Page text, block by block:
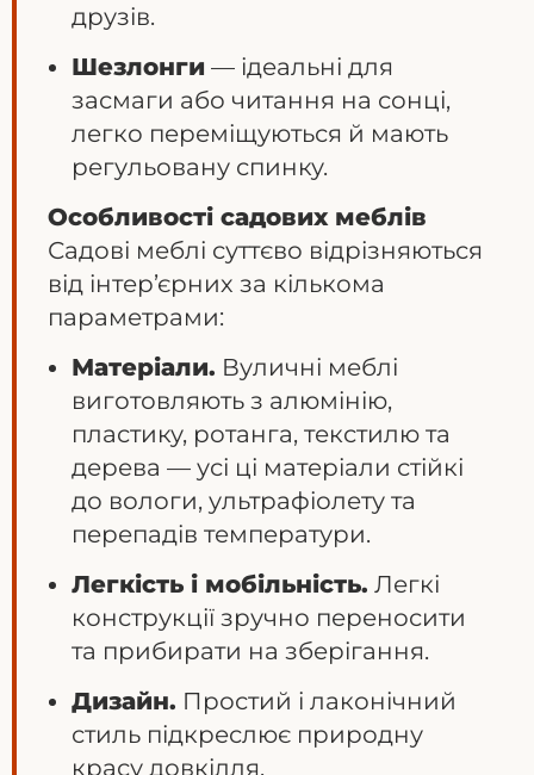
друзів.
Шезлонги — ідеальні для
засмаги або читання на сонці,
легко переміщуються й мають
регульовану спинку.
Особливості садових меблів
Садові меблі суттєво відрізняються
від інтер’єрних за кількома
параметрами:
Матеріали. Вуличні меблі
виготовляють з алюмінію,
пластику, ротанга, текстилю та
дерева — усі ці матеріали стійкі
до вологи, ультрафіолету та
перепадів температури.
Легкість і мобільність. Легкі
конструкції зручно переносити
та прибирати на зберігання.
Дизайн. Простий і лаконічний
стиль підкреслює природну
красу довкілля.